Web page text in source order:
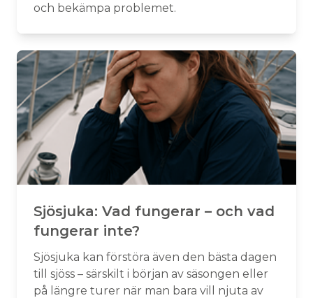
och bekämpa problemet.
Sjösjuka: Vad fungerar – och vad
fungerar inte?
Sjösjuka kan förstöra även den bästa dagen
till sjöss – särskilt i början av säsongen eller
på längre turer när man bara vill njuta av